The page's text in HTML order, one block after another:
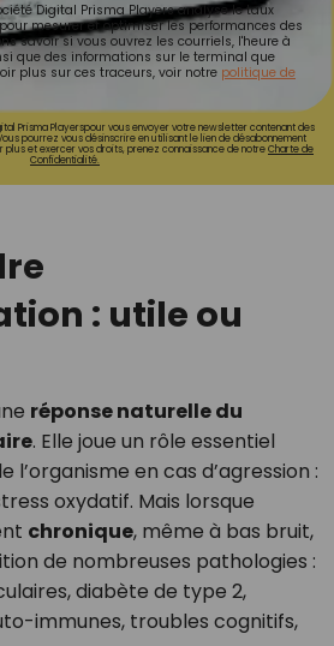
Digital Prisma Players analyse le taux
mesurer et optimiser les performances des
savoir si vous ouvrez les courriels, l'heure à
que des informations sur le terminal que
plus sur ces traceurs, voir notre politique de
Prisma Playerspour vous envoyer votre newsletter contenant des
pourrez vous désinscrire en utilisant le lien de désabonnement
plus et exercer vos droits, prenez connaissance de notreCharte de
Confidentialité.
: utile ou
réponse naturelle du
. Elle joue un rôle essentiel
en cas d’agression :
oxydatif. Mais lorsque
chronique, même à bas bruit,
de nombreuses pathologies :
diabète de type 2,
immunes, troubles cognitifs,